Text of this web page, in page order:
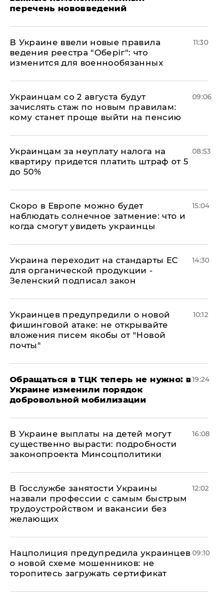
перечень нововведений
В Украине ввели новые правила
ведения реестра "Оберіг": что
изменится для военнообязанных
11:30
Украинцам со 2 августа будут
зачислять стаж по новым правилам:
кому станет проще выйти на пенсию
09:06
Украинцам за неуплату налога на
квартиру придется платить штраф от 5
до 50%
08:53
Скоро в Европе можно будет
наблюдать солнечное затмение: что и
когда смогут увидеть украинцы
15:04
Украина переходит на стандарты ЕС
для органической продукции -
Зеленский подписал закон
14:30
Украинцев предупредили о новой
фишинговой атаке: не открывайте
вложения писем якобы от "Новой
почты"
10:12
Обращаться в ТЦК теперь не нужно: в
Украине изменили порядок
добровольной мобилизации
19:24
В Украине выплаты на детей могут
существенно вырасти: подробности
законопроекта Минсоцполитики
16:08
В Госслужбе занятости Украины
назвали профессии с самым быстрым
трудоустройством и вакансии без
желающих
12:02
Нацполиция предупредила украинцев
о новой схеме мошенников: не
торопитесь загружать сертификат
09:10